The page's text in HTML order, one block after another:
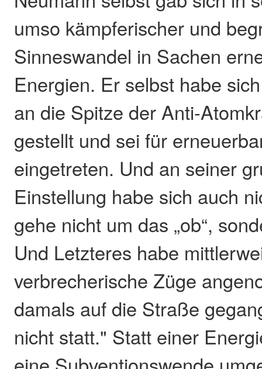
umso kämpferischer und
Sinneswandel in Sachen
Energien. Er selbst habe
an die Spitze der Anti-
gestellt und sei für
eingetreten. Und an seiner
Einstellung habe sich auch
gehe nicht um das „ob“,
Und Letzteres habe
verbrecherische Züge
damals auf die Straße
nicht statt." Statt einer